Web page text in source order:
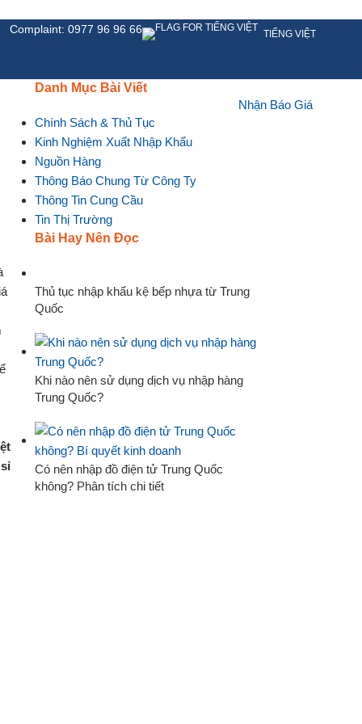
Complaint: 0977 96 96 66 TIẾNG VIỆT
Nhận Báo Giá
Danh Mục Bài Viết
Chính Sách & Thủ Tục
Kinh Nghiệm Xuất Nhập Khẩu
Nguồn Hàng
Thông Báo Chung Từ Công Ty
Thông Tin Cung Cầu
Tin Thị Trường
Bài Hay Nên Đọc
Thủ tục nhập khẩu kệ bếp nhựa từ Trung
Quốc
Khi nào nên sử dụng dịch vụ nhập hàng
Trung Quốc?
Có nên nhập đồ điện tử Trung Quốc
không? Phân tích chi tiết